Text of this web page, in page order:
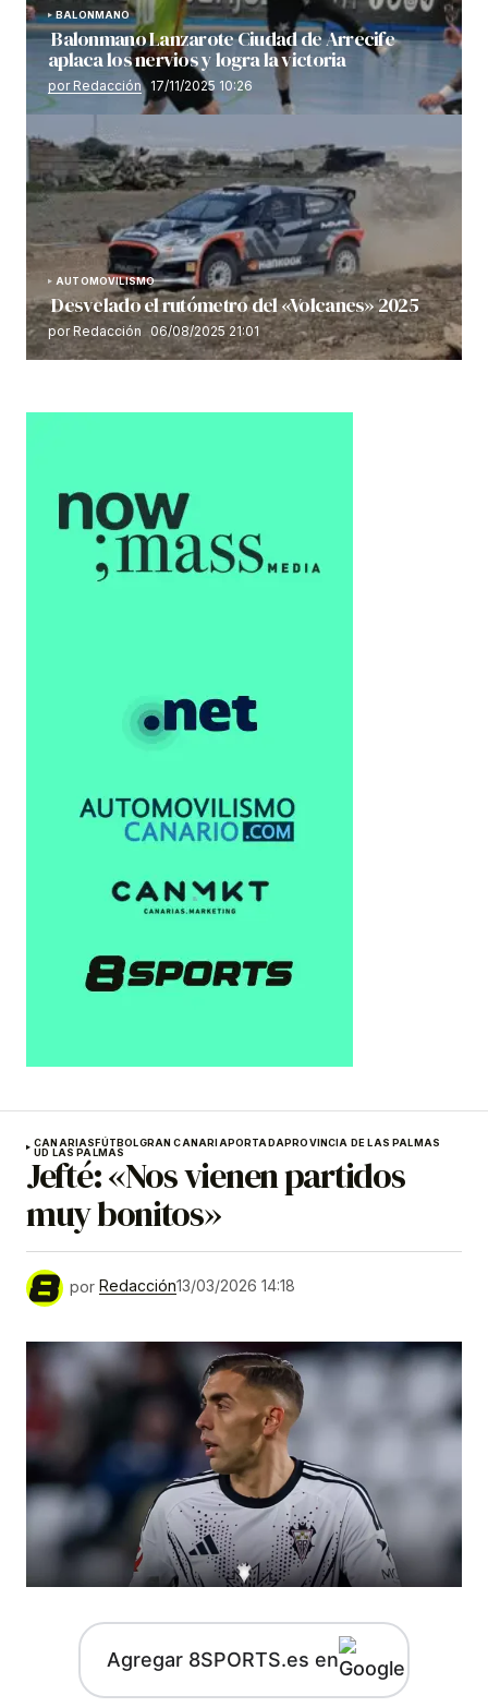
BALONMANO
Balonmano Lanzarote Ciudad de Arrecife
aplaca los nervios y logra la victoria
por Redacción 17/11/2025 10:26
AUTOMOVILISMO
Desvelado el rutómetro del «Volcanes» 2025
por Redacción 06/08/2025 21:01
CANARIASFÚTBOLGRAN CANARIAPORTADAPROVINCIA DE LAS PALMAS
UD LAS PALMAS
Jefté: «Nos vienen partidos
muy bonitos»
por Redacción13/03/2026 14:18
Agregar 8SPORTS.es en